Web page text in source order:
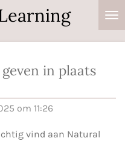
in plaats
om 11:26
vind aan Natural